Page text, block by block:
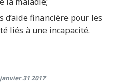
d’aide financière pour les
liés à une incapacité.
31 2017